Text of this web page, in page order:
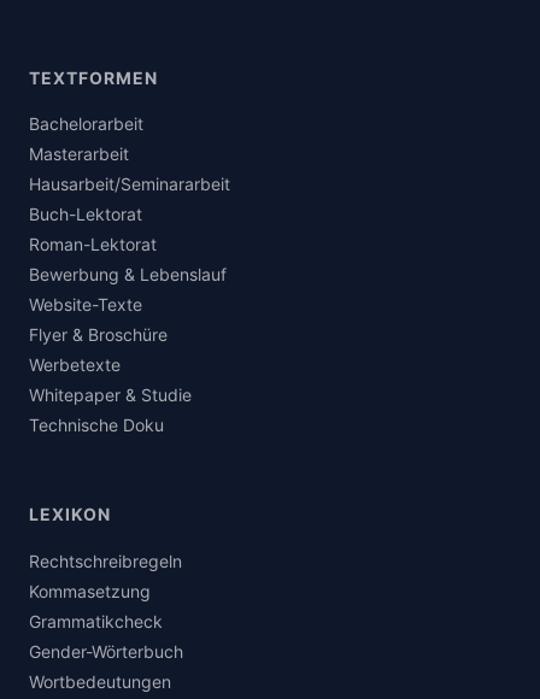
TEXTFORMEN
Bachelorarbeit
Masterarbeit
Hausarbeit/Seminararbeit
Buch-Lektorat
Roman-Lektorat
Bewerbung & Lebenslauf
Website-Texte
Flyer & Broschüre
Werbetexte
Whitepaper & Studie
Technische Doku
LEXIKON
Rechtschreibregeln
Kommasetzung
Grammatikcheck
Gender-Wörterbuch
Wortbedeutungen